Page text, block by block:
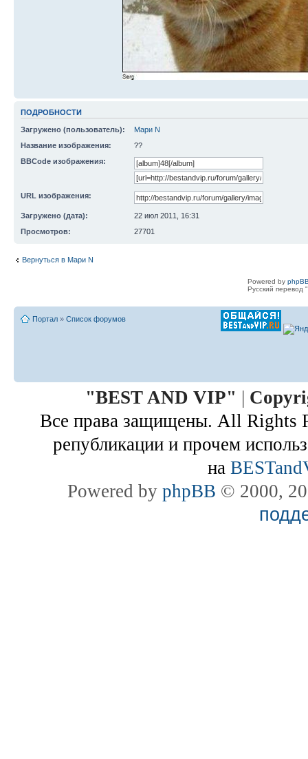
ПОДРОБНОСТИ
Загружено (пользователь):
Мари N
Название изображения:
??
BBCode изображения:
URL изображения:
Загружено (дата):
22 июл 2011, 16:31
Просмотров:
27701
Вернуться в Мари N
Powered by
Русский перевод
Портал » Список форумов
"BEST AND VIP" |
Все права защищены. All Rights
републикации и прочем
на
Powered by phpBB © 2000,